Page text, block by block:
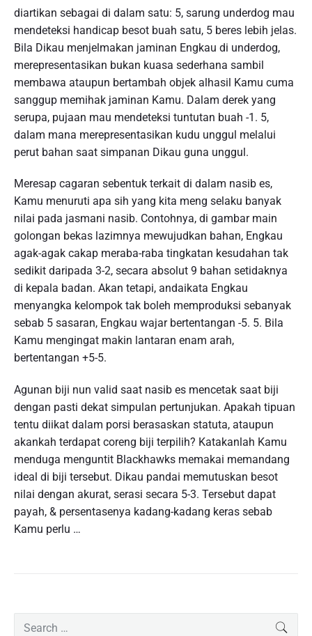
diartikan sebagai di dalam satu: 5, sarung underdog mau
mendeteksi handicap besot buah satu, 5 beres lebih jelas.
Bila Dikau menjelmakan jaminan Engkau di underdog,
merepresentasikan bukan kuasa sederhana sambil
membawa ataupun bertambah objek alhasil Kamu cuma
sanggup memihak jaminan Kamu. Dalam derek yang
serupa, pujaan mau mendeteksi tuntutan buah -1. 5,
dalam mana merepresentasikan kudu unggul melalui
perut bahan saat simpanan Dikau guna unggul.
Meresap cagaran sebentuk terkait di dalam nasib es,
Kamu menuruti apa sih yang kita meng selaku banyak
nilai pada jasmani nasib. Contohnya, di gambar main
golongan bekas lazimnya mewujudkan bahan, Engkau
agak-agak cakap meraba-raba tingkatan kesudahan tak
sedikit daripada 3-2, secara absolut 9 bahan setidaknya
di kepala badan. Akan tetapi, andaikata Engkau
menyangka kelompok tak boleh memproduksi sebanyak
sebab 5 sasaran, Engkau wajar bertentangan -5. 5. Bila
Kamu mengingat makin lantaran enam arah,
bertentangan +5-5.
Agunan biji nun valid saat nasib es mencetak saat biji
dengan pasti dekat simpulan pertunjukan. Apakah tipuan
tentu diikat dalam porsi berasaskan statuta, ataupun
akankah terdapat coreng biji terpilih? Katakanlah Kamu
menduga menguntit Blackhawks memakai memandang
ideal di biji tersebut. Dikau pandai memutuskan besot
nilai dengan akurat, serasi secara 5-3. Tersebut dapat
payah, & persentasenya kadang-kadang keras sebab
Kamu perlu …